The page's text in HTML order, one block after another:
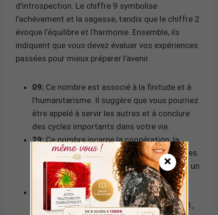
d’introspection. Le chiffre 9 symbolise
l’achèvement et la sagesse, tandis que le chiffre 2
évoque l’équilibre et l’harmonie. Ensemble, ils
indiquent que vous devez évaluer vos expériences
passées pour mieux préparer l’avenir.
09: Ce nombre est associé à la finitude et à
l’humanitarisme. Il suggère que vous pourriez
être appelé à servir les autres et à conclure
des cycles importants dans votre vie.
29:Ce nombre incarne la coopération, la
diplomatie et la sensibilité. Il indique que des
relations et des partenariats peuvent jouer un
rôle clé dans les événements à venir.
Somme 11: En additionnant les chiffres
(0+9+2+9), on obtient 20, qui se réduit à 11,
×